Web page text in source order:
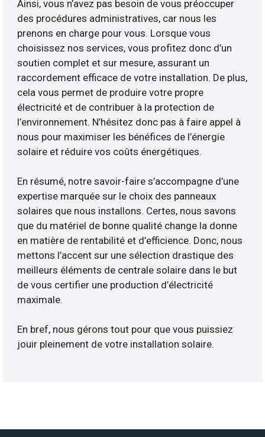
Ainsi, vous n’avez pas besoin de vous préoccuper
des procédures administratives, car nous les
prenons en charge pour vous. Lorsque vous
choisissez nos services, vous profitez donc d’un
soutien complet et sur mesure, assurant un
raccordement efficace de votre installation. De plus,
cela vous permet de produire votre propre
électricité et de contribuer à la protection de
l’environnement. N’hésitez donc pas à faire appel à
nous pour maximiser les bénéfices de l’énergie
solaire et réduire vos coûts énergétiques.
En résumé, notre savoir-faire s’accompagne d’une
expertise marquée sur le choix des panneaux
solaires que nous installons. Certes, nous savons
que du matériel de bonne qualité change la donne
en matière de rentabilité et d’efficience. Donc, nous
mettons l’accent sur une sélection drastique des
meilleurs éléments de centrale solaire dans le but
de vous certifier une production d’électricité
maximale.
En bref, nous gérons tout pour que vous puissiez
jouir pleinement de votre installation solaire.